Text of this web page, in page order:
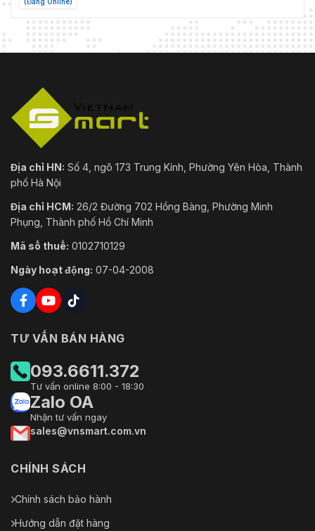
Địa chỉ HN: Số 4, ngõ 173 Trung Kính, Phường Yên Hòa, Thành
phố Hà Nội
Địa chỉ HCM: 26/2 Đường 702 Hồng Bàng, Phường Minh
Phụng, Thành phố Hồ Chí Minh
Mã số thuế: 0102710129
Ngày hoạt động: 07-04-2008
TƯ VẤN BÁN HÀNG
093.6611.372
Tư vấn online 8:00 - 18:30
Zalo OA
Nhận tư vấn ngay
sales@vnsmart.com.vn
CHÍNH SÁCH
Chính sách bảo hành
Hướng dẫn đặt hàng